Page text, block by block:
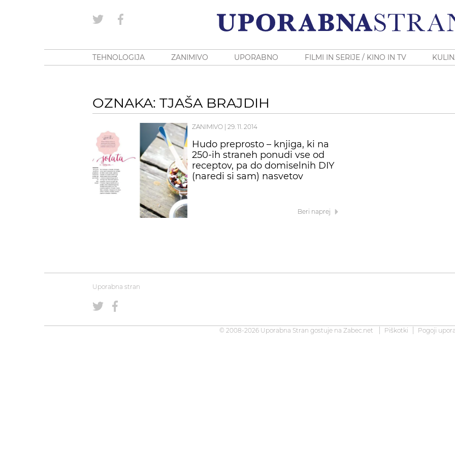
TEHNOLOGIJA ZANIMIVO UPORABNO FILMI IN SERIJE / KINO IN TV
OZNAKA: TJAŠA BRAJDIH
ZANIMIVO 29. 11. 2014
Hudo preprosto – knjiga, ki na
250-ih straneh ponudi vse od
receptov, pa do domiselnih DIY
(naredi si sam) nasvetov
Beri naprej
Uporabna stran
© 2008-2026 Uporabna Stran gostuje na Zabec.net Piškotki Pogoji